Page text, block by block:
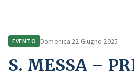
EVENTO Domenica 22 Giugno 2025
S. MESSA –